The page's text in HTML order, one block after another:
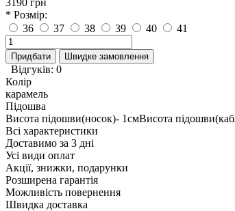
* Розмір:
36
37 38 39 40 41
Придбати Швидке замовлення
Відгуків: 0
Колір
карамель
Підошва
Висота підошви(носок)- 1смВисота
Всі характеристики
Доставимо за 3 дні
Усі види оплат
Акції, знижки, подарунки
Розширена гарантія
Можливість повернення
Швидка доставка